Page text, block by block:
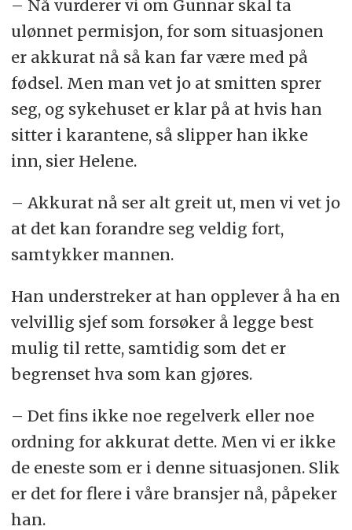
– Nå vurderer vi om Gunnar skal ta
ulønnet permisjon, for som situasjonen
er akkurat nå så kan far være med på
fødsel. Men man vet jo at smitten sprer
seg, og sykehuset er klar på at hvis han
sitter i karantene, så slipper han ikke
inn, sier Helene.
– Akkurat nå ser alt greit ut, men vi vet jo
at det kan forandre seg veldig fort,
samtykker mannen.
Han understreker at han opplever å ha en
velvillig sjef som forsøker å legge best
mulig til rette, samtidig som det er
begrenset hva som kan gjøres.
– Det fins ikke noe regelverk eller noe
ordning for akkurat dette. Men vi er ikke
de eneste som er i denne situasjonen. Slik
er det for flere i våre bransjer nå, påpeker
han.